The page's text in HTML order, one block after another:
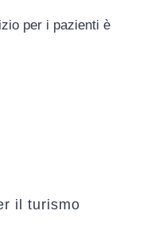
per i pazienti è
il turismo